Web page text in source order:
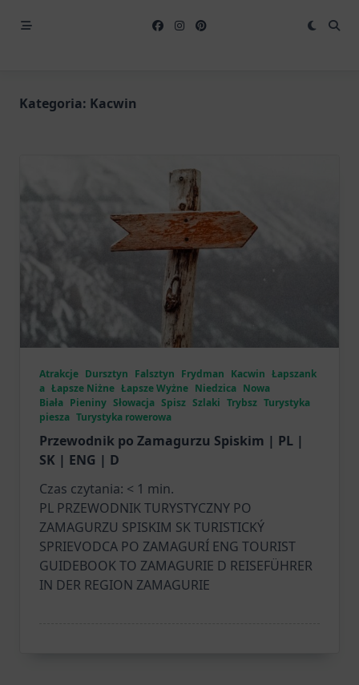
Kategoria: Kacwin
Atrakcje Dursztyn Falsztyn Frydman Kacwin Łapszank
a Łapsze Niżne Łapsze Wyżne Niedzica Nowa
Biała Pieniny Słowacja Spisz Szlaki Trybsz Turystyka
piesza Turystyka rowerowa
Przewodnik po Zamagurzu Spiskim | PL |
SK | ENG | D
Czas czytania: < 1 min.
PL PRZEWODNIK TURYSTYCZNY PO
ZAMAGURZU SPISKIM SK TURISTICKÝ
SPRIEVODCA PO ZAMAGURÍ ENG TOURIST
GUIDEBOOK TO ZAMAGURIE D REISEFÜHRER
IN DER REGION ZAMAGURIE